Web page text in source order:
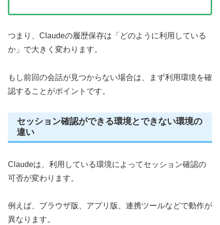
つまり、Claudeの履歴保存は「どのように利用している
か」で大きく変わります。
もし前回の会話が見つからない場合は、まず利用環境を確
認することがポイントです。
セッション確認ができる環境とできない環境の
違い
Claudeは、利用している環境によってセッション確認の
可否が変わります。
例えば、ブラウザ版、アプリ版、連携ツールなどで動作が
異なります。